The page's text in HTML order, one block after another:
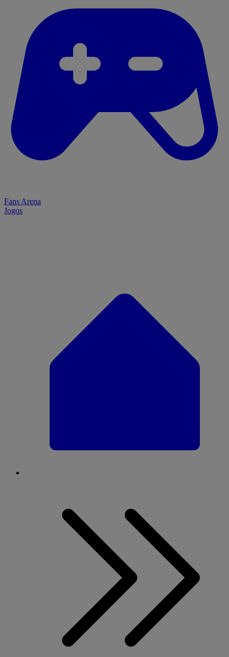
Fans Arena
Jogos